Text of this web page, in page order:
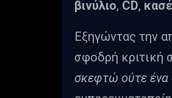
βινύλιο, CD,
Εξηγώντας την
σφοδρή κριτική
σκεφτώ ούτε ένα